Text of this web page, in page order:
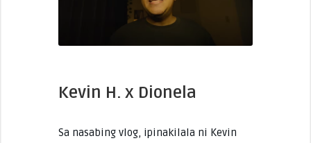
Kevin H. x Dionela
Sa nasabing vlog, ipinakilala ni Kevin